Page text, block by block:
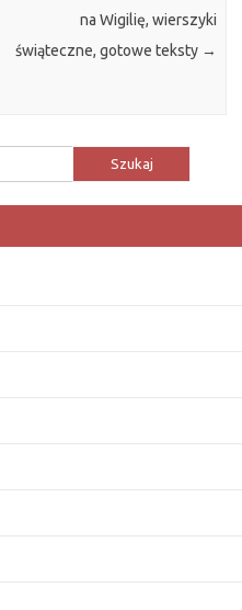
na Wigilię, wierszyki
świąteczne, gotowe teksty →